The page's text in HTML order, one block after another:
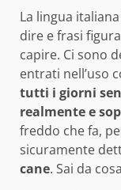
La lingua
dire e frasi
capire. Ci sono
entrati nell’uso
tutti i giorni
realmente e
freddo che fa,
sicuramente
cane. Sai da